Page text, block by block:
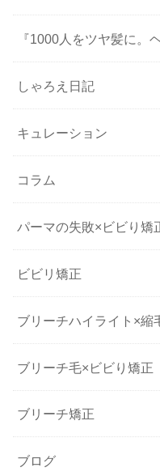
『1000人をツヤ髪に。
しゃろえ日記
キュレーション
コラム
パーマの失敗×ビビり矯
ビビリ矯正
ブリーチハイライト×縮
ブリーチ毛×ビビり矯正
ブリーチ矯正
ブログ